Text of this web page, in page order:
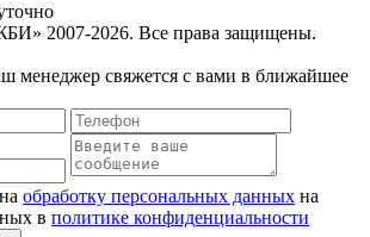
2007-2026. Все права защищены.
менеджер свяжется с вами в ближайшее
обработку персональных данных на
в политике конфиденциальности